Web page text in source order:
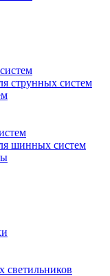
струнных систем
шинных систем
светильников